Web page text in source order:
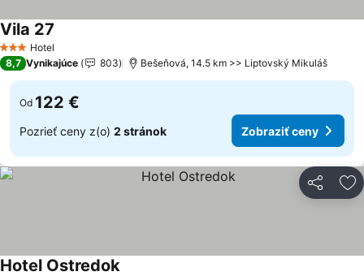
3 Počet hviezdičiek
Hotel
Vila 27
8,7 Vynikajúce 803 Bešeňová, 14.5 km >> Liptovský Mikuláš
Od 122 €
Pozrieť ceny z(o) 2 stránok Zobraziť ceny
Zdieľať
Hotel Ostredok